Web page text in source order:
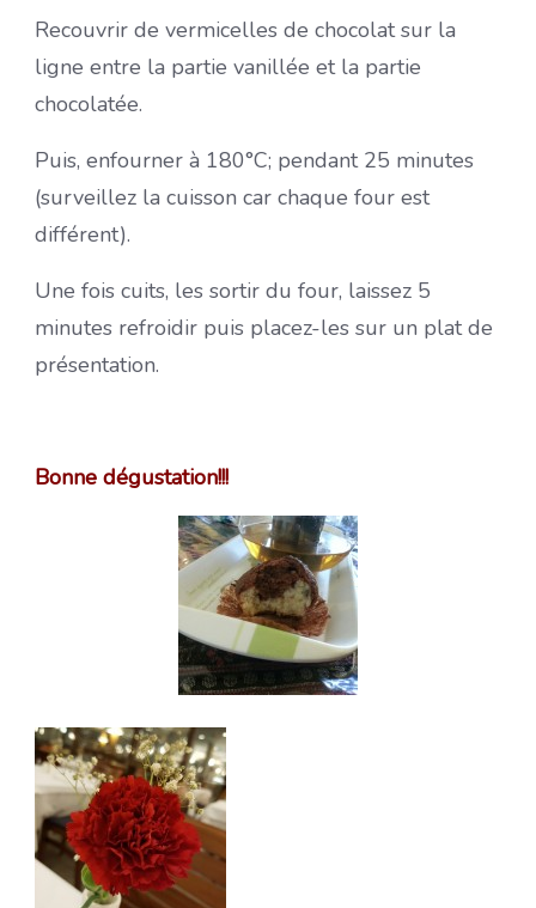
Recouvrir de vermicelles de chocolat sur la
ligne entre la partie vanillée et la partie
chocolatée.
Puis, enfourner à 180°C; pendant 25 minutes
(surveillez la cuisson car chaque four est
différent).
Une fois cuits, les sortir du four, laissez 5
minutes refroidir puis placez-les sur un plat de
présentation.
Bonne dégustation!!!